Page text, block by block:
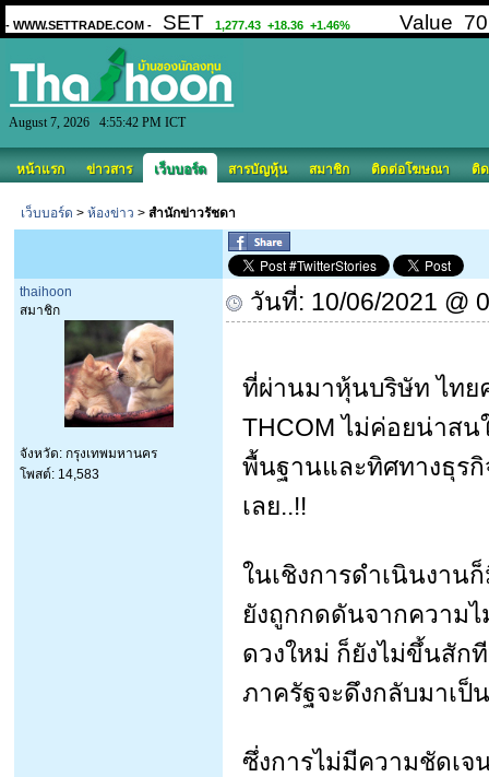
August 7, 2026 4:55:42 PM ICT
หน้าแรก ข่าวสาร เว็บบอร์ด สารบัญหุ้น สมาชิก ติดต่อโฆษณา ติ
เว็บบอร์ด > ห้องข่าว > สำนักข่าวรัชดา
thaihoon
สมาชิก
จังหวัด: กรุงเทพมหานคร
โพสต์: 14,583
วันที่: 10/06/2021 @
ที่ผ่านมาหุ้นบริษัท ไท
THCOM ไม่ค่อยน่าสน
พื้นฐานและทิศทางธุรกิ
เลย..!!
ในเชิงการดำเนินงา
ยังถูกกดดันจากความไ
ดวงใหม่ ก็ยังไม่ขึ้นสัก
ภาครัฐจะดึงกลับมาเป็
ซึ่งการไม่มีความชัดเจ